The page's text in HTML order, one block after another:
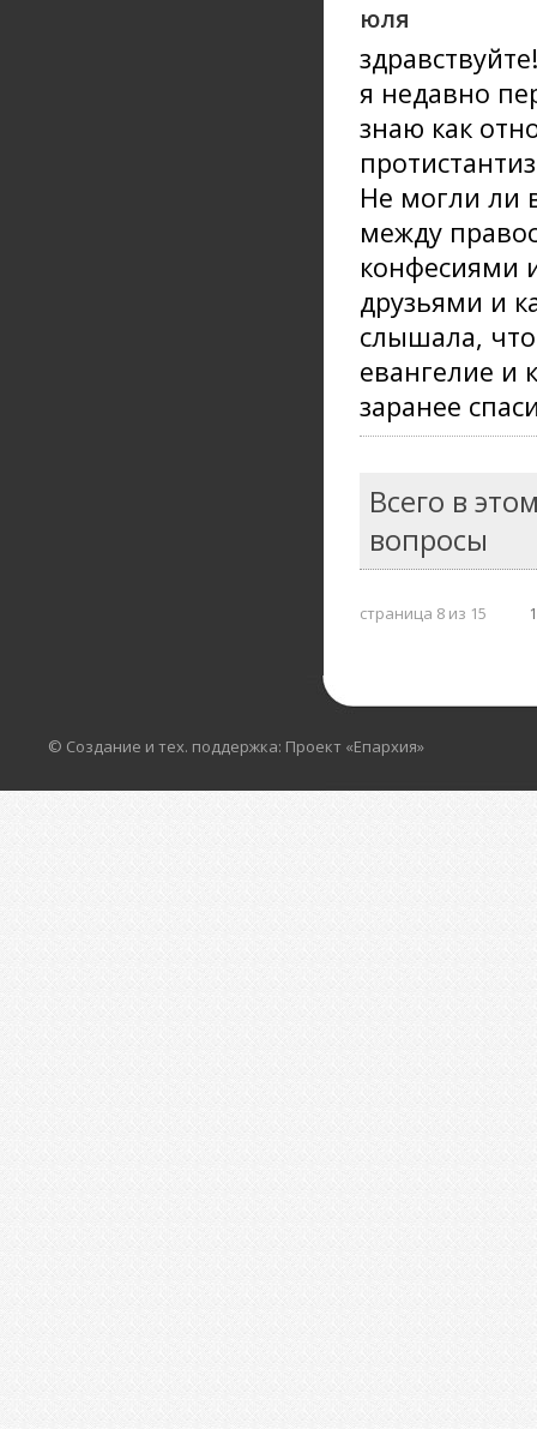
юля
здравствуйте!
я недавно
знаю как
Не могли ли
между
конфесиями
друзьями и
слышала,
евангелие и
заранее
Всего в
вопросы
страница 8 из 15
© Создание и тех. поддержка: Проект «Епархия»